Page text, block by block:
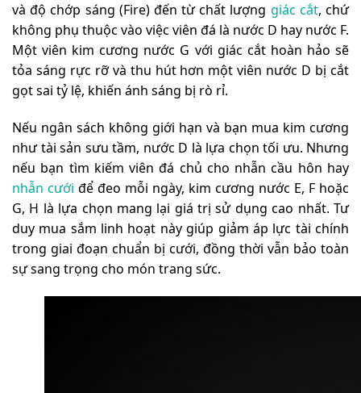
và độ chớp sáng (Fire) đến từ chất lượng giác cắt, chứ
không phụ thuộc vào việc viên đá là nước D hay nước F.
Một viên kim cương nước G với giác cắt hoàn hảo sẽ
tỏa sáng rực rỡ và thu hút hơn một viên nước D bị cắt
gọt sai tỷ lệ, khiến ánh sáng bị rò rỉ.
Nếu ngân sách không giới hạn và bạn mua kim cương
như tài sản sưu tầm, nước D là lựa chọn tối ưu. Nhưng
nếu bạn tìm kiếm viên đá chủ cho nhẫn cầu hôn hay
nhẫn cưới để đeo mỗi ngày, kim cương nước E, F hoặc
G, H là lựa chọn mang lại giá trị sử dụng cao nhất. Tư
duy mua sắm linh hoạt này giúp giảm áp lực tài chính
trong giai đoạn chuẩn bị cưới, đồng thời vẫn bảo toàn
sự sang trọng cho món trang sức.